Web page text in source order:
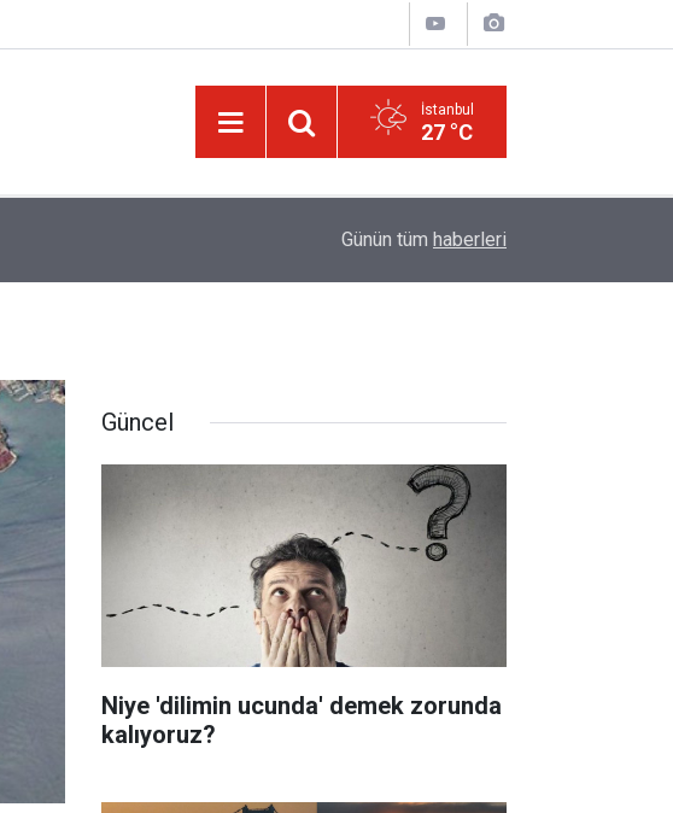
İstanbul
27 °C
Okullarında yapay zeka ile kopyaya karşı
Günün tüm haberleri
Güncel
Niye 'dilimin ucunda' demek zorunda
kalıyoruz?